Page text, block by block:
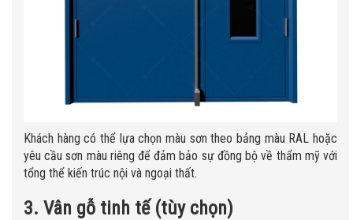
Khách hàng có thể lựa chọn màu sơn theo bảng màu RAL hoặc
yêu cầu sơn màu riêng để đảm bảo sự đồng bộ về thẩm mỹ với
tổng thể kiến trúc nội và ngoại thất.
3. Vân gỗ tinh tế (tùy chọn)